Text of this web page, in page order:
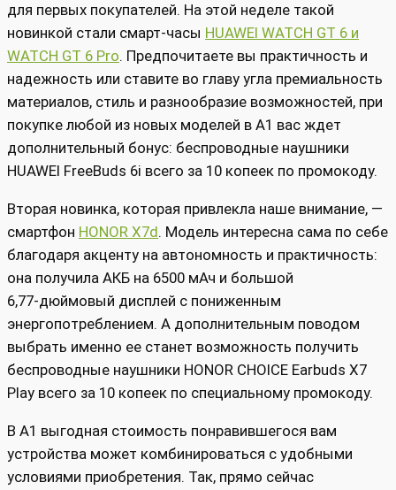
для первых покупателей. На этой неделе такой
новинкой стали смарт-часы HUAWEI WATCH GT 6 и
WATCH GT 6 Pro. Предпочитаете вы практичность и
надежность или ставите во главу угла премиальность
материалов, стиль и разнообразие возможностей, при
покупке любой из новых моделей в А1 вас ждет
дополнительный бонус: беспроводные наушники
HUAWEI FreeBuds 6i всего за 10 копеек по промокоду.
Вторая новинка, которая привлекла наше внимание, —
смартфон HONOR X7d. Модель интересна сама по себе
благодаря акценту на автономность и практичность:
она получила АКБ на 6500 мАч и большой
6,77‑дюймовый дисплей с пониженным
энергопотреблением. А дополнительным поводом
выбрать именно ее станет возможность получить
беспроводные наушники HONOR CHOICE Earbuds X7
Play всего за 10 копеек по специальному промокоду.
В А1 выгодная стоимость понравившегося вам
устройства может комбинироваться с удобными
условиями приобретения. Так, прямо сейчас